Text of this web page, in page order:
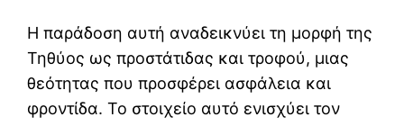
Η παράδοση αυτή αναδεικνύει τη μορφή της
Τηθύος ως προστάτιδας και τροφού, μιας
θεότητας που προσφέρει ασφάλεια και
φροντίδα. Το στοιχείο αυτό ενισχύει τον